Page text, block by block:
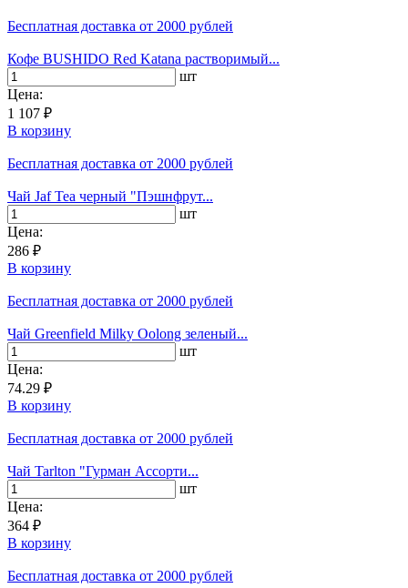
Бесплатная доставка от 2000 рублей
Кофе BUSHIDO Red Katana растворимый...
шт
Цена:
1 107 ₽
В корзину
Бесплатная доставка от 2000 рублей
Чай Jaf Tea черный "Пэшнфрут...
шт
Цена:
286 ₽
В корзину
Бесплатная доставка от 2000 рублей
Чай Greenfield Milky Oolong зеленый...
шт
Цена:
74.29 ₽
В корзину
Бесплатная доставка от 2000 рублей
Чай Tarlton "Гурман Ассорти...
шт
Цена:
364 ₽
В корзину
Бесплатная доставка от 2000 рублей